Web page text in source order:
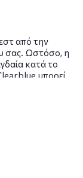
από την
σας. Ωστόσο, η
κατά το
μπορεί
σας.
νωρίτερα,